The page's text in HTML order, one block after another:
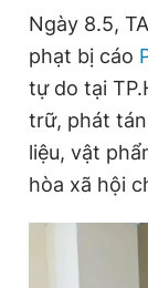
Sản phẩm khác
Tiện ích
Thông tin
Ngày 8.5,
phạt bị cáo
tự do tại
trữ, phát
liệu, vật
hòa xã hội